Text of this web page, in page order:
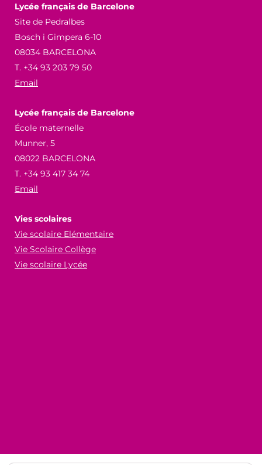
Lycée français de Barcelone
Site de Pedralbes
Bosch i Gimpera 6-10
08034 BARCELONA
T. +34 93 203 79 50
Email
Lycée français de Barcelone
École maternelle
Munner, 5
08022 BARCELONA
T. +34 93 417 34 74
Email
Vies scolaires
Vie scolaire Elémentaire
Vie Scolaire Collège
Vie scolaire Lycée